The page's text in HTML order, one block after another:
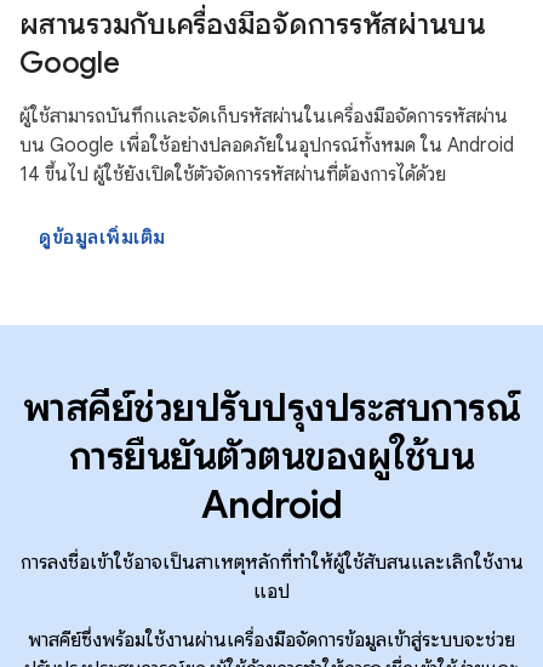
ผสานรวมกับเครื่องมือจัดการรหัสผ่านบน
Google
ผู้ใช้สามารถบันทึกและจัดเก็บรหัสผ่านในเครื่องมือจัดการรหัสผ่าน
บน Google เพื่อใช้อย่างปลอดภัยในอุปกรณ์ทั้งหมด ใน Android
14 ขึ้นไป ผู้ใช้ยังเปิดใช้ตัวจัดการรหัสผ่านที่ต้องการได้ด้วย
ดูข้อมูลเพิ่มเติม
พาสคีย์ช่วยปรับปรุงประสบการณ์
การยืนยันตัวตนของผู้ใช้บน
Android
การลงชื่อเข้าใช้อาจเป็นสาเหตุหลักที่ทำให้ผู้ใช้สับสนและเลิกใช้งาน
แอป
พาสคีย์ซึ่งพร้อมใช้งานผ่านเครื่องมือจัดการข้อมูลเข้าสู่ระบบจะช่วย